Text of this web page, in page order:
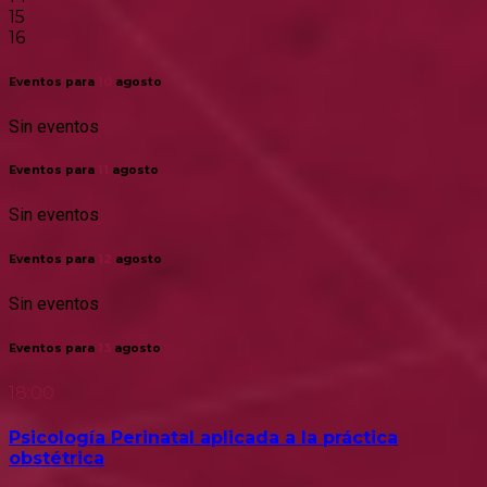
15
16
Eventos para agosto
Sin eventos
Eventos para agosto
Sin eventos
Eventos para agosto
Sin eventos
Eventos para agosto
18:00
Psicología Perinatal aplicada a la práctica
obstétrica